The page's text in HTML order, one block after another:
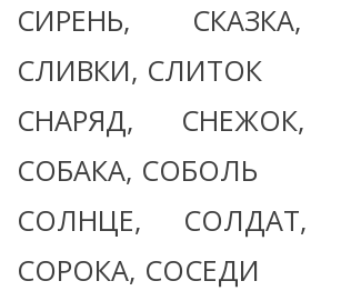
СИРЕНЬ, СКАЗКА,
СЛИВКИ, СЛИТОК
СНАРЯД, СНЕЖОК,
СОБАКА, СОБОЛЬ
СОЛНЦЕ, СОЛДАТ,
СОРОКА, СОСЕДИ